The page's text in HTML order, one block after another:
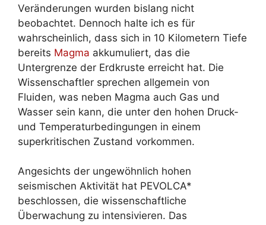
Veränderungen wurden bislang nicht
beobachtet. Dennoch halte ich es für
wahrscheinlich, dass sich in 10 Kilometern Tiefe
bereits Magma akkumuliert, das die
Untergrenze der Erdkruste erreicht hat. Die
Wissenschaftler sprechen allgemein von
Fluiden, was neben Magma auch Gas und
Wasser sein kann, die unter den hohen Druck-
und Temperaturbedingungen in einem
superkritischen Zustand vorkommen.
Angesichts der ungewöhnlich hohen
seismischen Aktivität hat PEVOLCA*
beschlossen, die wissenschaftliche
Überwachung zu intensivieren. Das